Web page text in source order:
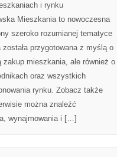
i rynku
Mieszkania to nowoczesna
szeroko rozumianej tematyce
przygotowana z myślą o
zakup mieszkania, ale również o
oraz wszystkich
rynku. Zobacz także
można znaleźć
wynajmowania i […]